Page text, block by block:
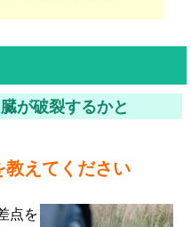
が破裂するかと
えてください
点を